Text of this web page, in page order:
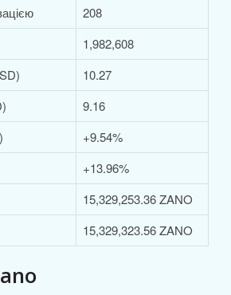
208
1,982,608
10.27
9.16
+9.54%
+13.96%
15,329,253.36 ZANO
15,329,323.56 ZANO